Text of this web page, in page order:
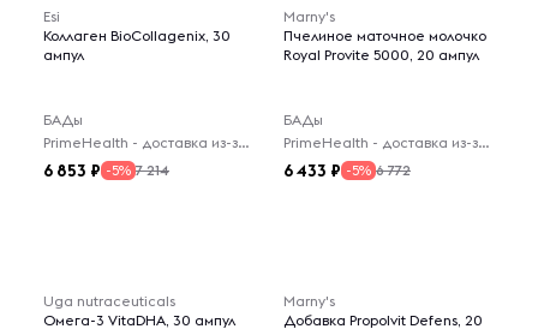
Esi
Коллаген BioCollagenix, 30
ампул
БАДы
PrimeHealth - доставка из-за рубежа
6 853 -5% 7 214
Marny's
Пчелиное маточное молочко
Royal Provite 5000, 20 ампул
БАДы
PrimeHealth - доставка из-за рубежа
6 433 -5% 6 772
Uga nutraceuticals
Омега-3 VitaDHA, 30 ампул
Marny's
Добавка Propolvit Defens, 20